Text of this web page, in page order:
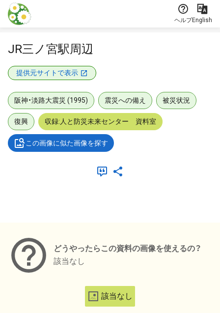
本文に飛ぶ
ヘルプEnglish
JR三ノ宮駅周辺
提供元サイトで表示
阪神・淡路大震災 (1995) 震災への備え 被災状況
復興 収録:人と防災未来センター 資料室
この画像に似た画像を探す
どうやったらこの資料の画像を使えるの？
該当なし
該当なし